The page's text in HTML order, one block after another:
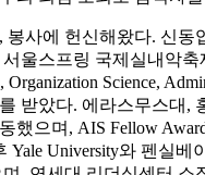
봉사에 헌신해왔다. 신동
스프링 국제실내악
Science,
았다. 에라스무스대
으며, AIS Fellow
University와 펜실